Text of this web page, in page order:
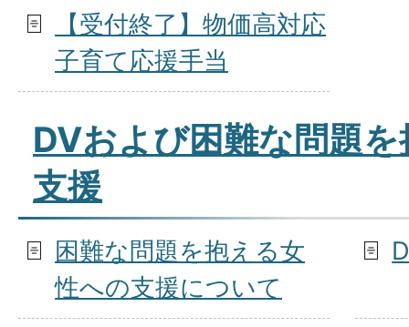
【受付終了】物価高対応
子育て応援手当
DVおよび困難な問題
支援
困難な問題を抱える女
性への支援について